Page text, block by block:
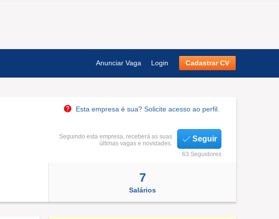
Anunciar Vaga Login Cadastrar CV
Esta empresa é sua? Solicite acesso ao perfil.
Seguindo esta empresa, receberá as suas
últimas vagas e novidades.
Seguir
63 Seguidores
7
Salários